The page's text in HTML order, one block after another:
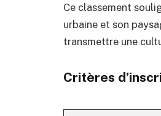
Ce classement
urbaine et son
transmettre une
Critères